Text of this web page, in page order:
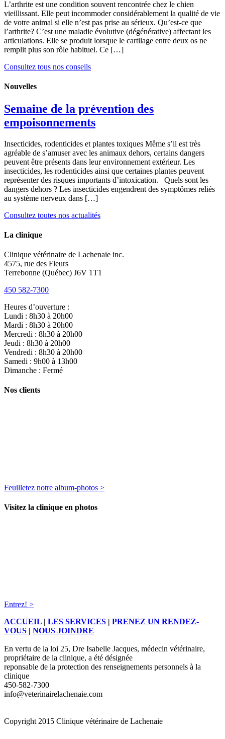
L’arthrite est une condition souvent rencontrée chez le chien
vieillissant. Elle peut incommoder considérablement la qualité de vie
de votre animal si elle n’est pas prise au sérieux. Qu’est-ce que
l’arthrite? C’est une maladie évolutive (dégénérative) affectant les
articulations. Elle se produit lorsque le cartilage entre deux os ne
remplit plus son rôle habituel. Ce […]
Consultez tous nos conseils
Nouvelles
Semaine de la prévention des
empoisonnements
Insecticides, rodenticides et plantes toxiques Même s’il est très
agréable de s’amuser avec les animaux dehors, certains dangers
peuvent être présents dans leur environnement extérieur. Les
insecticides, les rodenticides ainsi que certaines plantes peuvent
représenter des risques importants d’intoxication. Quels sont les
dangers dehors ? Les insecticides engendrent des symptômes reliés
au système nerveux dans […]
Consultez toutes nos actualités
La clinique
Clinique vétérinaire de Lachenaie inc.
4575, rue des Fleurs
Terrebonne (Québec) J6V 1T1
450 582-7300
Heures d’ouverture :
Lundi : 8h30 à 20h00
Mardi : 8h30 à 20h00
Mercredi : 8h30 à 20h00
Jeudi : 8h30 à 20h00
Vendredi : 8h30 à 20h00
Samedi : 9h00 à 13h00
Dimanche : Fermé
Nos clients
Feuilletez notre album-photos >
Visitez la clinique en photos
Entrez! >
ACCUEIL | LES SERVICES | PRENEZ UN RENDEZ-
VOUS | NOUS JOINDRE
En vertu de la loi 25, Dre Isabelle Jacques, médecin vétérinaire,
propriétaire de la clinique, a été désignée
reponsable de la protection des renseignements personnels à la
clinique
450-582-7300
info@veterinairelachenaie.com
Copyright 2015 Clinique vétérinaire de Lachenaie